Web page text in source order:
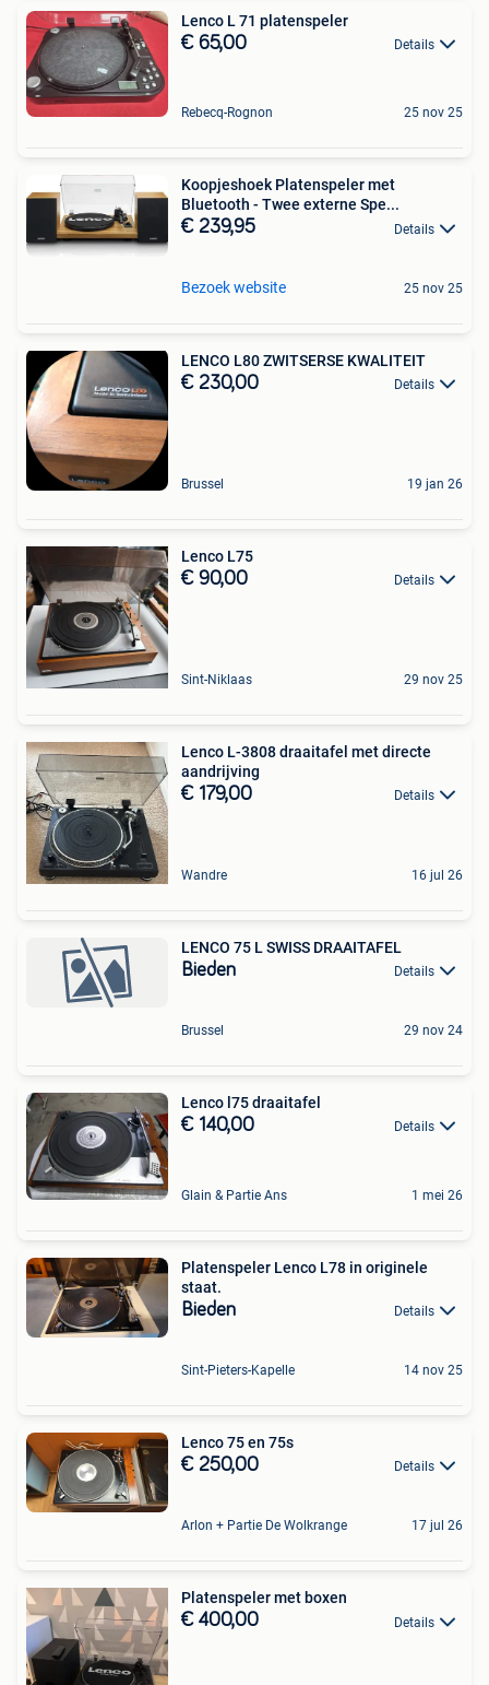
Lenco L 71 platenspeler
€ 65,00 Details
Rebecq-Rognon 25 nov 25
Koopjeshoek Platenspeler met
Bluetooth - Twee externe Spe...
€ 239,95 Details
Bezoek website 25 nov 25
LENCO L80 ZWITSERSE KWALITEIT
€ 230,00 Details
Brussel 19 jan 26
Lenco L75
€ 90,00 Details
Sint-Niklaas 29 nov 25
Lenco L-3808 draaitafel met directe
aandrijving
€ 179,00 Details
Wandre 16 jul 26
LENCO 75 L SWISS DRAAITAFEL
Bieden Details
Brussel 29 nov 24
Lenco l75 draaitafel
€ 140,00 Details
Glain & Partie Ans 1 mei 26
Platenspeler Lenco L78 in originele
staat.
Bieden Details
Sint-Pieters-Kapelle 14 nov 25
Lenco 75 en 75s
€ 250,00 Details
Arlon + Partie De Wolkrange 17 jul 26
Platenspeler met boxen
€ 400,00 Details